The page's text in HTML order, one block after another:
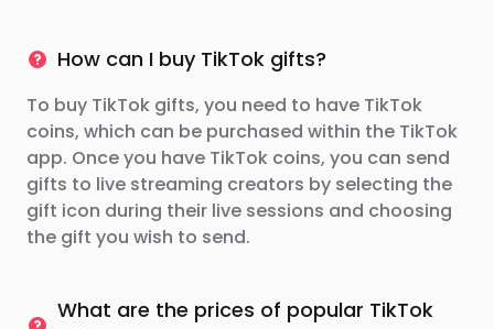
How can I buy TikTok gifts?
To buy TikTok gifts, you need to have TikTok
coins, which can be purchased within the TikTok
app. Once you have TikTok coins, you can send
gifts to live streaming creators by selecting the
gift icon during their live sessions and choosing
the gift you wish to send.
What are the prices of popular TikTok